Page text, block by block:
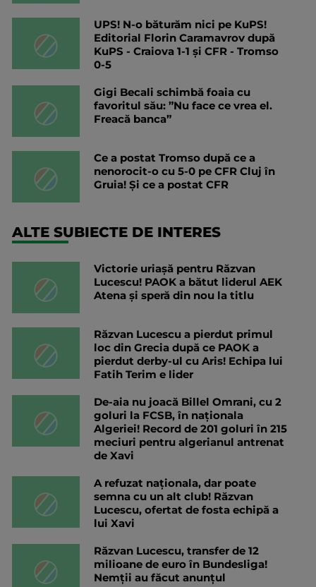
UPS! N-o băturăm nici pe KuPS!
Editorial Florin Caramavrov după
KuPS - Craiova 1-1 și CFR - Tromso
0-5
Gigi Becali schimbă foaia cu
favoritul său: ”Nu face ce vrea el.
Freacă banca”
Ce a postat Tromso după ce a
nenorocit-o cu 5-0 pe CFR Cluj în
Gruia! Și ce a postat CFR
ALTE SUBIECTE DE INTERES
Victorie uriașă pentru Răzvan
Lucescu! PAOK a bătut liderul AEK
Atena și speră din nou la titlu
Răzvan Lucescu a pierdut primul
loc din Grecia după ce PAOK a
pierdut derby-ul cu Aris! Echipa lui
Fatih Terim e lider
De-aia nu joacă Billel Omrani, cu 2
goluri la FCSB, în naționala
Algeriei! Record de 201 goluri în 215
meciuri pentru algerianul antrenat
de Xavi
A refuzat naționala, dar poate
semna cu un alt club! Răzvan
Lucescu, ofertat de fosta echipă a
lui Xavi
Răzvan Lucescu, transfer de 12
milioane de euro în Bundesliga!
Nemții au făcut anunțul